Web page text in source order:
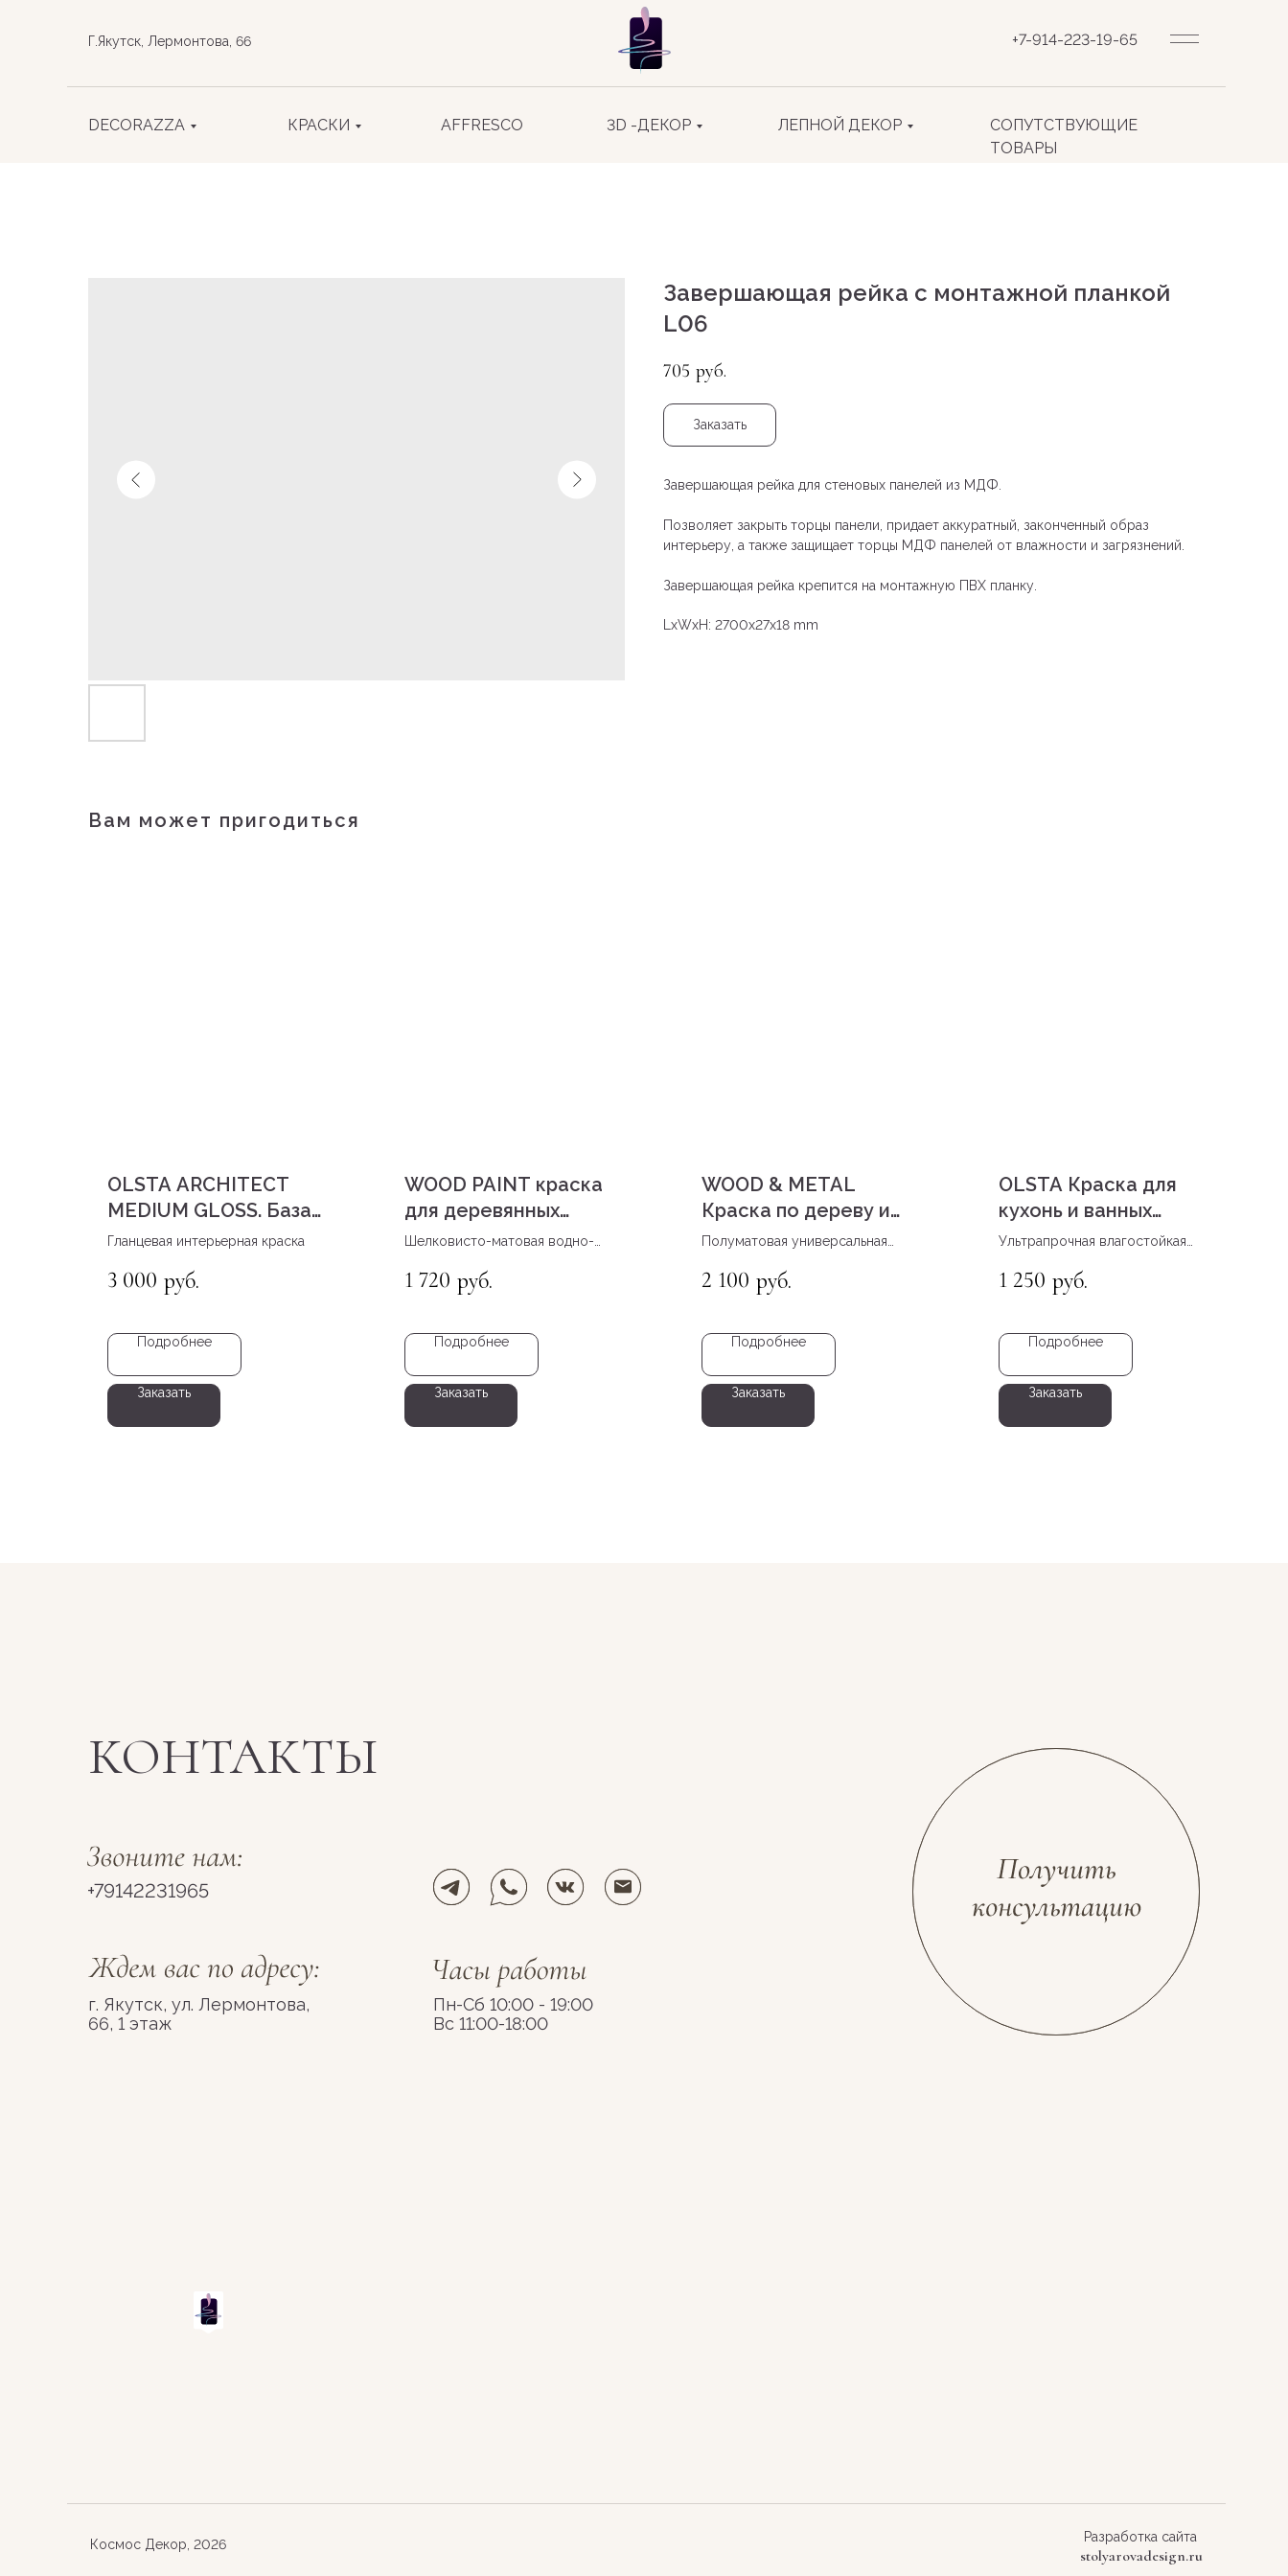
+7-914-223-19-65
КРАСКИ
Г.Якутск, Лермонтова, 66
DECORAZZA AFFRESCO 3D -ДЕКОР ЛЕПНОЙ ДЕКОР
СОПУТСТВУЮЩИЕ
ТОВАРЫ
Завершающая рейка с монтажной планкой
L06
705 руб.
Заказать
Завершающая рейка для стеновых панелей из МДФ.
Позволяет закрыть торцы панели, придает аккуратный, законченный образ
интерьеру, а также защищает торцы МДФ панелей от влажности и загрязнений.
Завершающая рейка крепится на монтажную ПВХ планку.
LxWxH: 2700x27x18 mm
Вам может пригодиться
OLSTA ARCHITECT
MEDIUM GLOSS. База
С
Гланцевая интерьерная краска
3 000 руб.
Подробнее
Заказать
WOOD PAINT краска
для деревянных
поверхностей база А
Шелковисто-матовая водно-
деревянных поверхностей
1 720 руб.
Подробнее
Заказать
WOOD & METAL
Краска по дереву и
металлу, база А
Полуматовая универсальная
и металлических поверхностей
2 100 руб.
Подробнее
Заказать
OLSTA Краска для
кухонь и ванных
KITCHEN &
Ультрапрочная влагостойкая
1 250 руб.
Подробнее
Заказать
г. Якутск, ул. Лермонтова,
66, 1 этаж
Пн-Сб 10:00 - 19:00
Вс 11:00-18:00
+79142231965
КОНТАКТЫ
Космос Декор, 2026 Разработка сайта
stolyarovadesign.ru